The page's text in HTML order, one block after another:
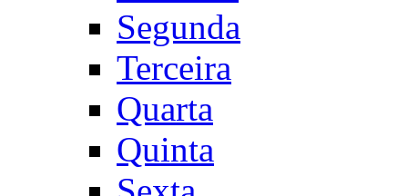
Segunda
Terceira
Quarta
Quinta